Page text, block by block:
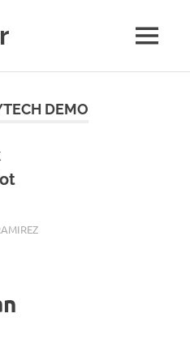
MENU
DEMO